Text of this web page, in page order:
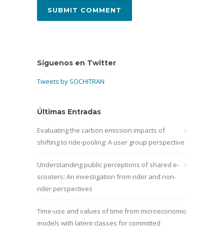
Síguenos en Twitter
Tweets by SOCHITRAN
Últimas Entradas
Evaluating the carbon emission impacts of
shifting to ride-pooling: A user group perspective
Understanding public perceptions of shared e-
scooters: An investigation from rider and non-
rider perspectives
Time-use and values of time from microeconomic
models with latent classes for committed